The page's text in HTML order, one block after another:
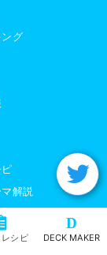
シピ
D
DECK MAKER
グ
解説